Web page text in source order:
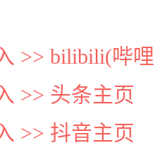
>> bilibili(哔
>> 头条主页
>> 抖音主页